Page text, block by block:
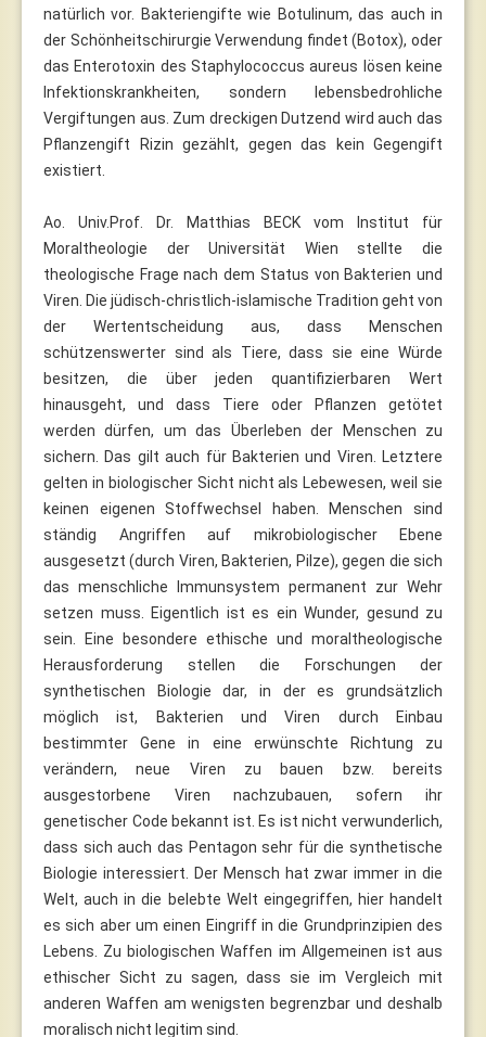
natürlich vor. Bakteriengifte wie Botulinum, das auch in
der Schönheitschirurgie Verwendung findet (Botox), oder
das Enterotoxin des Staphylococcus aureus lösen keine
Infektionskrankheiten, sondern lebensbedrohliche
Vergiftungen aus. Zum dreckigen Dutzend wird auch das
Pflanzengift Rizin gezählt, gegen das kein Gegengift
existiert.
Ao. Univ.Prof. Dr. Matthias BECK vom Institut für
Moraltheologie der Universität Wien stellte die
theologische Frage nach dem Status von Bakterien und
Viren. Die jüdisch-christlich-islamische Tradition geht von
der Wertentscheidung aus, dass Menschen
schützenswerter sind als Tiere, dass sie eine Würde
besitzen, die über jeden quantifizierbaren Wert
hinausgeht, und dass Tiere oder Pflanzen getötet
werden dürfen, um das Überleben der Menschen zu
sichern. Das gilt auch für Bakterien und Viren. Letztere
gelten in biologischer Sicht nicht als Lebewesen, weil sie
keinen eigenen Stoffwechsel haben. Menschen sind
ständig Angriffen auf mikrobiologischer Ebene
ausgesetzt (durch Viren, Bakterien, Pilze), gegen die sich
das menschliche Immunsystem permanent zur Wehr
setzen muss. Eigentlich ist es ein Wunder, gesund zu
sein. Eine besondere ethische und moraltheologische
Herausforderung stellen die Forschungen der
synthetischen Biologie dar, in der es grundsätzlich
möglich ist, Bakterien und Viren durch Einbau
bestimmter Gene in eine erwünschte Richtung zu
verändern, neue Viren zu bauen bzw. bereits
ausgestorbene Viren nachzubauen, sofern ihr
genetischer Code bekannt ist. Es ist nicht verwunderlich,
dass sich auch das Pentagon sehr für die synthetische
Biologie interessiert. Der Mensch hat zwar immer in die
Welt, auch in die belebte Welt eingegriffen, hier handelt
es sich aber um einen Eingriff in die Grundprinzipien des
Lebens. Zu biologischen Waffen im Allgemeinen ist aus
ethischer Sicht zu sagen, dass sie im Vergleich mit
anderen Waffen am wenigsten begrenzbar und deshalb
moralisch nicht legitim sind.